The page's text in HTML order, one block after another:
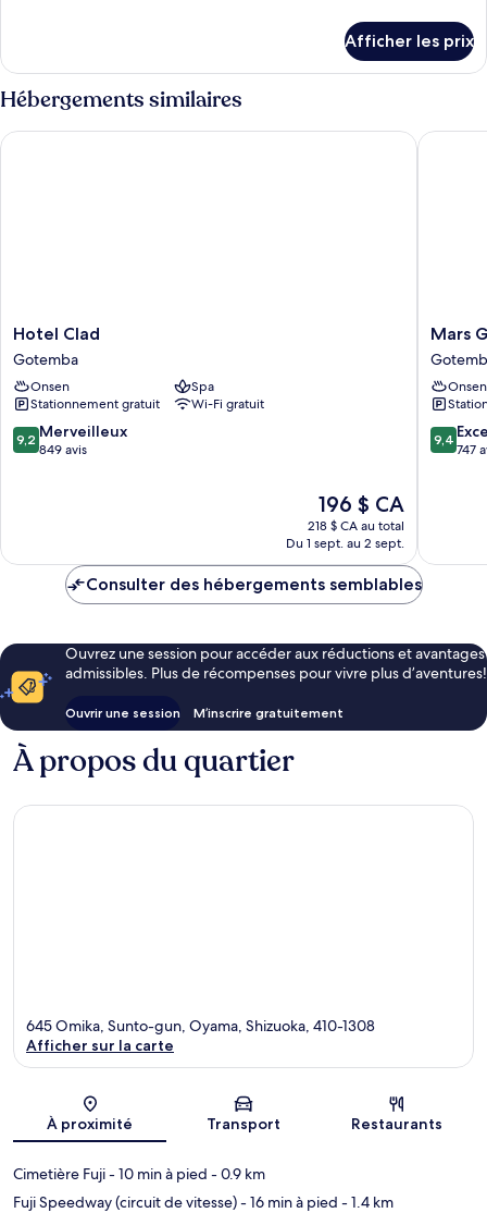
Suite,
Plusieurs
lits
Afficher les prix
Hébergements similaires
Hotel
Clad
Gotemba
Hotel Clad
Gotemba
Onsen
Spa
Stationnement gratuit
Wi-Fi gratuit
9.2
sur
9,2 Merveilleux
849 avis
Le
prix
est
196 $ CA
196 $ CA
218 $ CA au total
Du 1 sept. au 2 sept.
Hotel Clad
Mars
Garden
Wood
Mars
Onsen
9.4
sur
9,4
747
Mars
Consulter des hébergements semblables
Ouvrez une session pour accéder aux réductions et avantages
admissibles. Plus de récompenses pour vivre plus d’aventures!
Ouvrir une session M’inscrire gratuitement
À propos du quartier
Carte
645 Omika, Sunto-gun, Oyama, Shizuoka, 410-1308
Afficher sur la carte
À proximité Transport Restaurants
Cimetière Fuji- 10 min à pied - 0.9 km
Fuji Speedway (circuit de vitesse)- 16 min à pied - 1.4 km